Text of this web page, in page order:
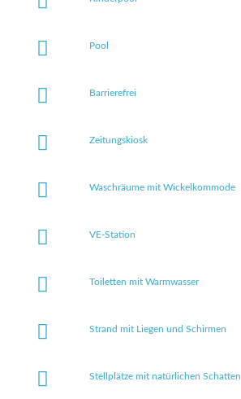
Pool
Barrierefrei
Zeitungskiosk
Waschräume mit Wickelkommode
VE-Station
Toiletten mit Warmwasser
Strand mit Liegen und Schirmen
Stellplätze mit natürlichen Schatten